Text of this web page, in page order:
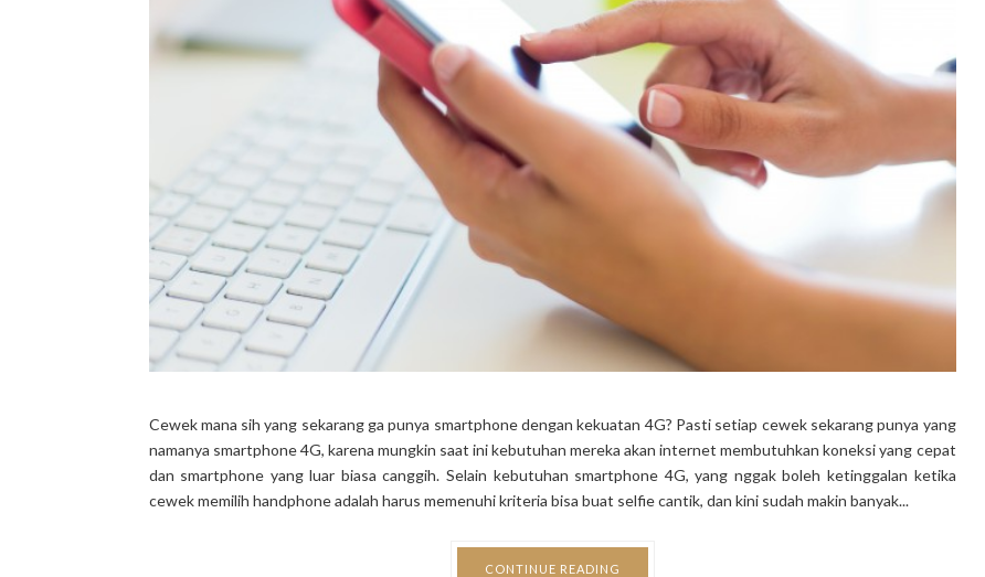
Cewek mana sih yang sekarang ga punya smartphone dengan kekuatan 4G? Pasti setiap cewek sekarang punya yang
namanya smartphone 4G, karena mungkin saat ini kebutuhan mereka akan internet membutuhkan koneksi yang cepat
dan smartphone yang luar biasa canggih. Selain kebutuhan smartphone 4G, yang nggak boleh ketinggalan ketika
cewek memilih handphone adalah harus memenuhi kriteria bisa buat selfie cantik, dan kini sudah makin banyak...
CONTINUE READING